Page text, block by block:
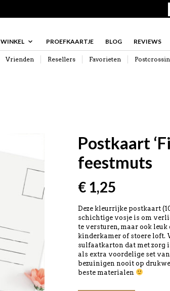
WINKEL PROEFKAARTJE BLOG REVIEWS
Vrienden Resellers Favorieten
Postkaart
feestmuts
€1,25
Deze kleurrijke postkaart
schichtige vosje is om
te versturen, maar ook leuk
kinderkamer of stoere loft.
sulfaatkarton dat met zorg
als extra voordelige set
bezuinigen nooit op
beste materialen